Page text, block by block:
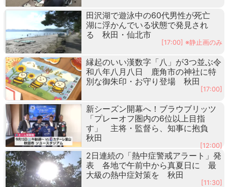
田沢湖で遊泳中の60代男性が死亡
湖に浮かんでいる状態で発見され
る 秋田・仙北市
[17:00] ※静止画のみ
縁起のいい漢数字「八」が3つ並ぶ令
和八年八月八日 鹿角市の神社に特
別な御朱印・お守り登場 秋田
[17:00]
新シーズン開幕へ！ブラウブリッツ
「プレーオフ圏内の6位以上目指
す」 主将・監督ら、知事に抱負
秋田
[12:00]
2日連続の「熱中症警戒アラート」発
表 各地で午前中から真夏日に 最
大級の熱中症対策を 秋田
[11:30]